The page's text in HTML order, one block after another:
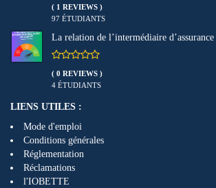
( 1 REVIEWS )
97 ÉTUDIANTS
La relation de l’intermédiaire
( 0 REVIEWS )
4 ÉTUDIANTS
LIENS UTILES :
Mode d'emploi
Conditions générales
Réglementation
Réclamations
l'IOBETTE